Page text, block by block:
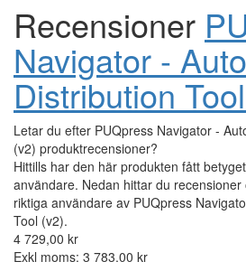
Recensioner
Navigator -
Distribution
Letar du efter PUQpress Navigator -
(v2) produktrecensioner?
Hittills har den här produkten fått
användare. Nedan hittar du
riktiga användare av PUQpress
Tool (v2).
4 729,00 kr
Exkl moms: 3 783,00 kr